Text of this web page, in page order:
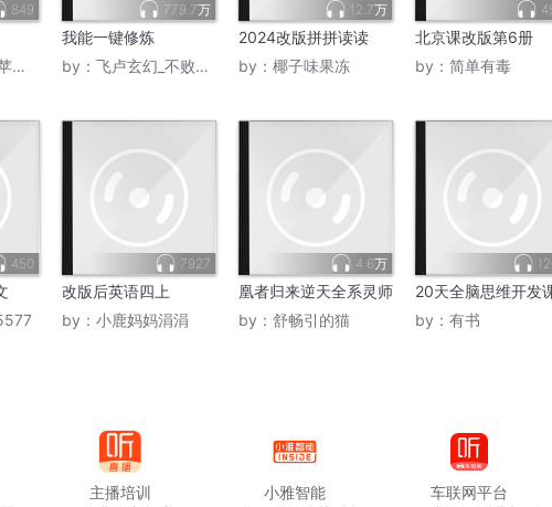
渠道商品，它是有添加渠道商品按钮的。
变一个链接出来。
为目前这个体系容易造成混乱。
站推广本身就是没有自然流量的。
比较方便的。
的定价，这反而对主链接不是特别好。
以一个链接投全站，一个链接去投无界了。
849 779.7万
我能一键修炼
by： 飞卢玄幻_不败升级
12.7万
2024改版拼拼读读
by： 椰子味果冻
北京课改版第6册
by： 简单有毒
450 7927
改版后英语四上
by： 小鹿妈妈涓涓
4.6万
凰者归来逆天全系灵师
by： 舒畅引的猫
20天全脑思维开发
by： 有书
主播培训
小雅智能
车联网平台